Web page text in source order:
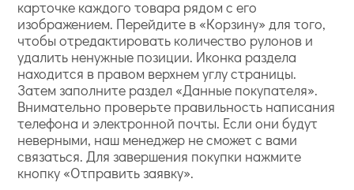
карточке каждого товара рядом с его
изображением. Перейдите в «Корзину» для того,
чтобы отредактировать количество рулонов и
удалить ненужные позиции. Иконка раздела
находится в правом верхнем углу страницы.
Затем заполните раздел «Данные покупателя».
Внимательно проверьте правильность написания
телефона и электронной почты. Если они будут
неверными, наш менеджер не сможет с вами
связаться. Для завершения покупки нажмите
кнопку «Отправить заявку».